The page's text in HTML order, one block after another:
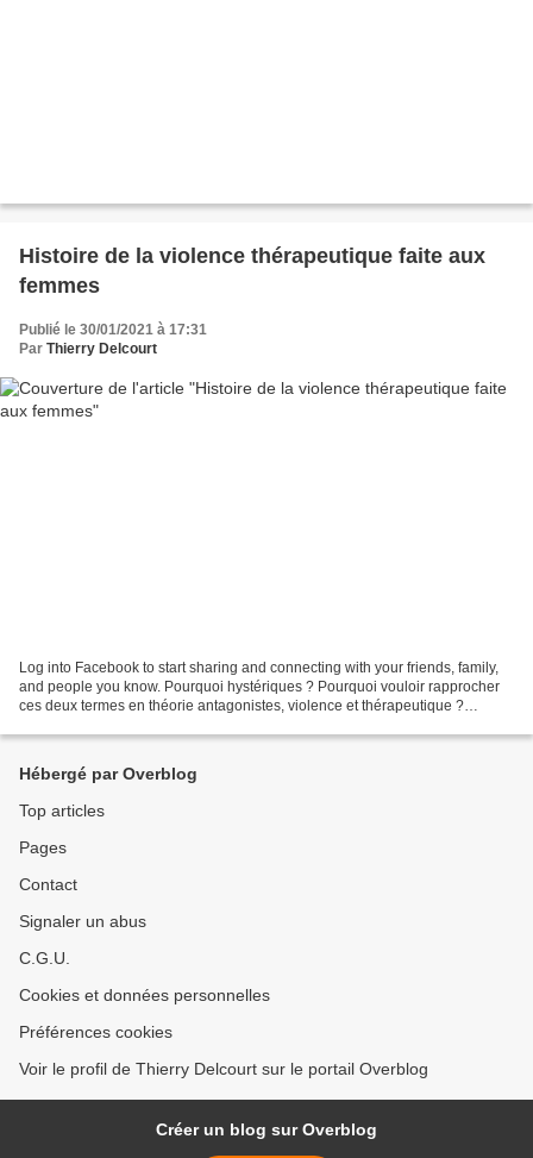
Histoire de la violence thérapeutique faite aux
femmes
Publié le 30/01/2021 à 17:31
Par Thierry Delcourt
Log into Facebook to start sharing and connecting with your friends, family,
and people you know. Pourquoi hystériques ? Pourquoi vouloir rapprocher
ces deux termes en théorie antagonistes, violence et thérapeutique ?
Hébergé par Overblog
Top articles
Pages
Contact
Signaler un abus
C.G.U.
Cookies et données personnelles
Préférences cookies
Voir le profil de Thierry Delcourt sur le portail Overblog
Créer un blog sur Overblog